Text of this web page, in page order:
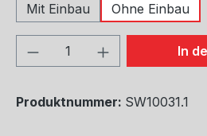
Mit Einbau
Ohne Einbau
Produkt Anzahl: Gib
In
Produktnummer: SW10031.1